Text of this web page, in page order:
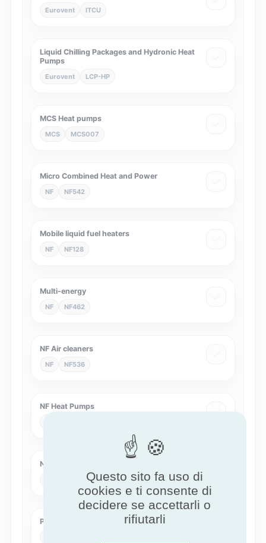
Eurovent ITCU
Liquid Chilling Packages and Hydronic Heat
Pumps
Eurovent LCP-HP
MCS Heat pumps
MCS MCS007
Micro Combined Heat and Power
NF NF542
Mobile liquid fuel heaters
NF NF128
Multi-energy
NF NF462
NF Air cleaners
NF NF536
NF Heat Pumps
Nature of excellence for Air Handling Unit
NEXAHU
Pompe di calore - KEYMARK
Questo sito fa uso di
cookies e ti consente di
decidere se accettarli o
rifiutarli